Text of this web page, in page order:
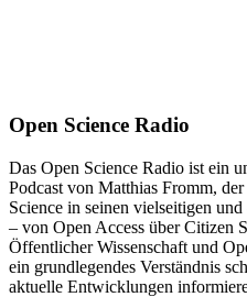
Open Science Radio
Das Open Science Radio ist ein
Podcast von Matthias Fromm,
Science in seinen vielseitigen
– von Open Access über Citizen
Öffentlicher Wissenschaft und
ein grundlegendes Verständnis
aktuelle Entwicklungen